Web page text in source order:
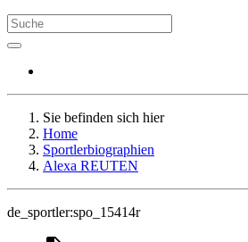
Sie befinden sich hier
Home
Sportlerbiographien
Alexa REUTEN
de_sportler:spo_15414r